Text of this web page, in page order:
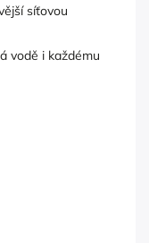
síťovou
vodě i každému